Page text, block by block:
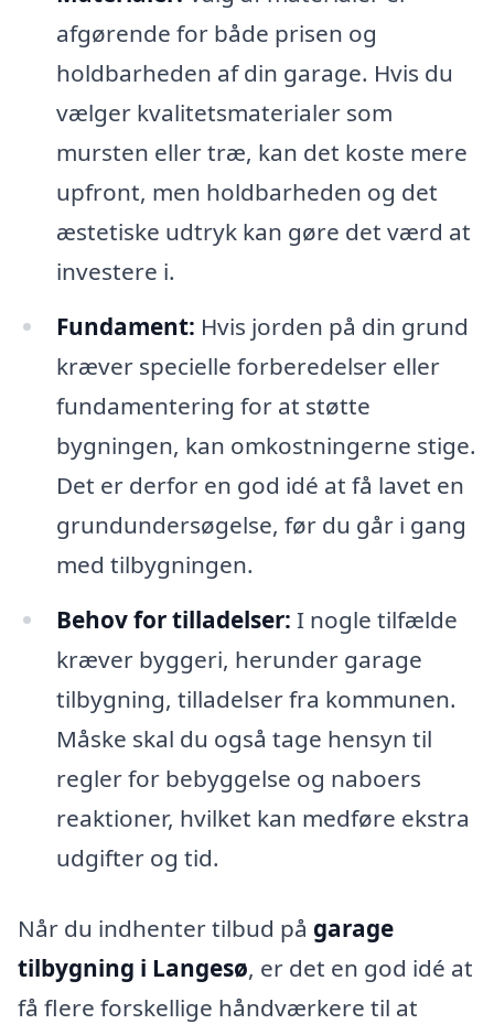
afgørende for både prisen og
holdbarheden af din garage. Hvis du
vælger kvalitetsmaterialer som
mursten eller træ, kan det koste mere
upfront, men holdbarheden og det
æstetiske udtryk kan gøre det værd at
investere i.
Fundament: Hvis jorden på din grund
kræver specielle forberedelser eller
fundamentering for at støtte
bygningen, kan omkostningerne stige.
Det er derfor en god idé at få lavet en
grundundersøgelse, før du går i gang
med tilbygningen.
Behov for tilladelser: I nogle tilfælde
kræver byggeri, herunder garage
tilbygning, tilladelser fra kommunen.
Måske skal du også tage hensyn til
regler for bebyggelse og naboers
reaktioner, hvilket kan medføre ekstra
udgifter og tid.
Når du indhenter tilbud på garage
tilbygning i Langesø, er det en god idé at
få flere forskellige håndværkere til at